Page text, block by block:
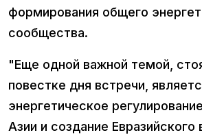
формирования общего
сообщества.
"Еще одной важной темой,
повестке дня встречи,
энергетическое
Азии и создание Евразийского